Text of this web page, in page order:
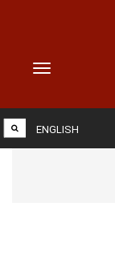
Toggle
ENGLISH